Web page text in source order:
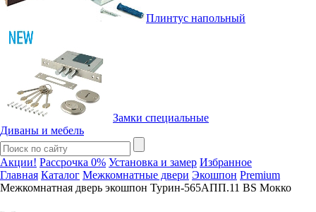
Плинтус напольный
Замки специальные
Диваны и мебель
Акции! Рассрочка 0% Установка и замер Избранное
Главная Каталог Межкомнатные двери Экошпон Premium
Межкомнатная дверь экошпон Турин-565АПП.11 BS Мокко